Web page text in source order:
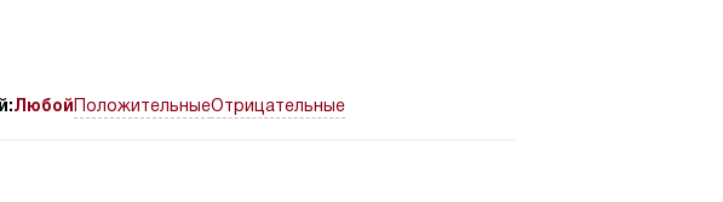
ЛюбойПоложительныеОтрицательные